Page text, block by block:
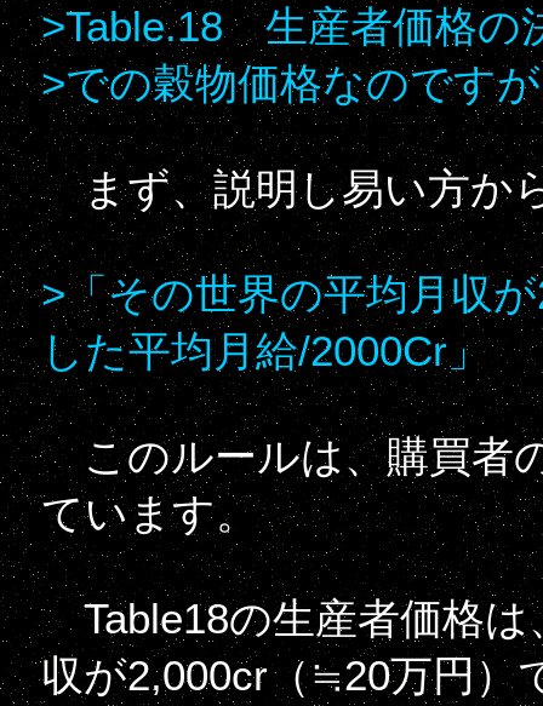
>Table.18 生産者価格の
>での穀物価格なのですが
まず、説明し易い方か
>「その世界の平均月収
した平均月給/2000Cr」
このルールは、購買者
ています。
Table18の生産者価格は
収が2,000cr（≒20万円）